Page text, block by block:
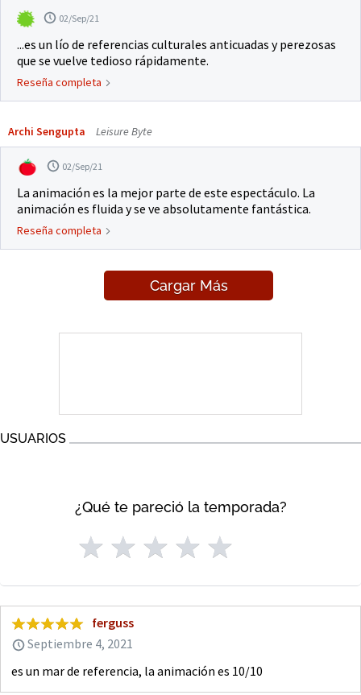
02/Sep/21
...es un lío de referencias culturales anticuadas y perezosas
que se vuelve tedioso rápidamente.
Reseña completa
Archi Sengupta Leisure Byte
02/Sep/21
La animación es la mejor parte de este espectáculo. La
animación es fluida y se ve absolutamente fantástica.
Reseña completa
Cargar Más
USUARIOS
¿Qué te pareció la temporada?
ferguss
Septiembre 4, 2021
es un mar de referencia, la animación es 10/10